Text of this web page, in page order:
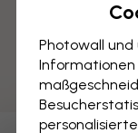
Photowall und
Informationen